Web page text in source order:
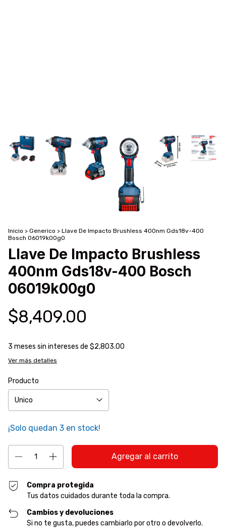
Inicio > Generico > Llave De Impacto Brushless 400nm Gds18v-400
Bosch 06019k00g0
Llave De Impacto Brushless
400nm Gds18v-400 Bosch
06019k00g0
$8,409.00
3 meses sin intereses de $2,803.00
Ver más detalles
Producto
¡Solo quedan 3 en stock!
Compra protegida
Tus datos cuidados durante toda la compra.
Cambios y devoluciones
Si no te gusta, puedes cambiarlo por otro o devolverlo.